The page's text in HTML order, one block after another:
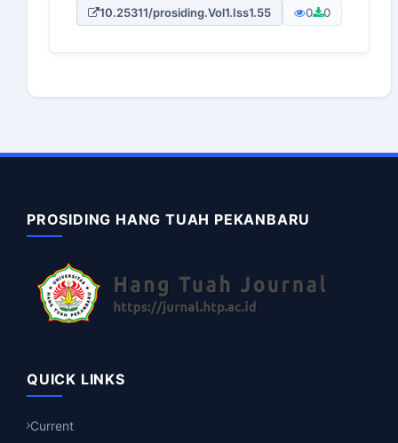
10.25311/prosiding.Vol1.Iss1.55 0 0
PROSIDING HANG TUAH PEKANBARU
QUICK LINKS
Current